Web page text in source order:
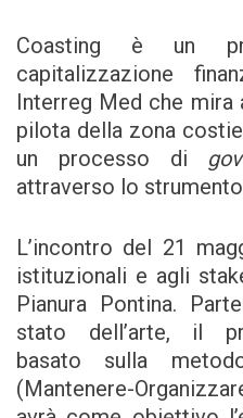
Coasting è un
capitalizzazione
Interreg Med che mira
pilota della zona
un processo di
attraverso lo
L’incontro del 21
istituzionali e agli
Pianura Pontina.
stato dell’arte, il
basato sulla
(Mantenere-